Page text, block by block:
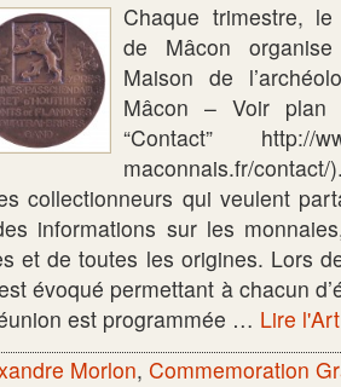
Chaque trimestre,
de Mâcon
Maison de
Mâcon – Voir plan
“Contact” http://
maconnais.fr/
collectionneurs qui veulent
informations sur les
et de toutes les origines. Lors
évoqué permettant à chacun
est programmée … Lire
Morlon, Commemoration